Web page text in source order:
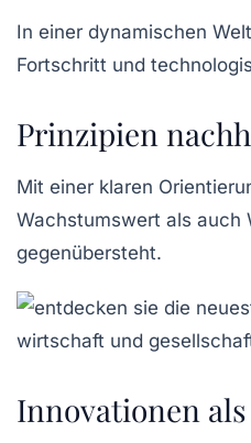
In einer dynamischen
Fortschritt und
Prinzipien
Mit einer klaren
Wachstumswert als auch
gegenübersteht.
Innovationen